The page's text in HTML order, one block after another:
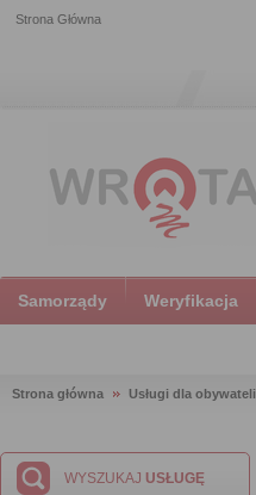
Strona Główna
Samorządy Weryfikacja
Strona główna Usługi dla obywateli
WYSZUKAJ USŁUGĘ